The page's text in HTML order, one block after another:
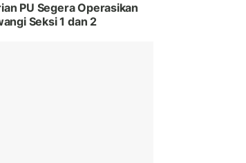
PU Segera Operasikan
Seksi 1 dan 2